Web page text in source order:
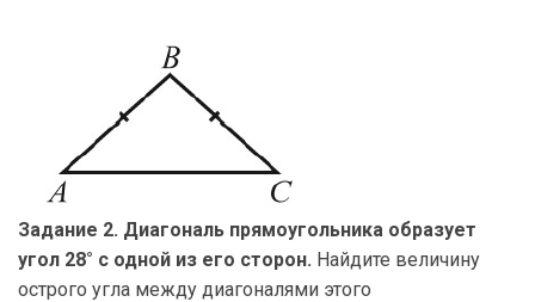
Задание 2. Диагональ прямоугольника образует
угол 28° с одной из его сторон. Найдите величину
острого угла между диагоналями этого